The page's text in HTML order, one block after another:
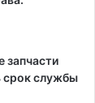
запчасти
срок службы